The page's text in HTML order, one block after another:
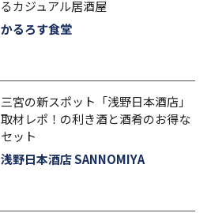
るカジュアル居酒屋
かるろす食堂
三宮の新スポット「浅野日本酒店」
取材レポ！の利き酒と酒肴のお得な
セット
浅野日本酒店 SANNOMIYA